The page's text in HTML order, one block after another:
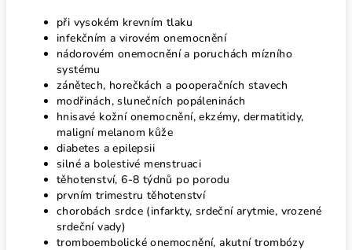
při vysokém krevním tlaku
infekčním a virovém onemocnění
nádorovém onemocnění a poruchách mízního
systému
zánětech, horečkách a pooperačních stavech
modřinách, slunečních popáleninách
hnisavé kožní onemocnění, ekzémy, dermatitidy,
maligní melanom kůže
diabetes a epilepsii
silné a bolestivé menstruaci
těhotenství, 6-8 týdnů po porodu
prvním trimestru těhotenství
chorobách srdce (infarkty, srdeční arytmie, vrozené
srdeční vady)
tromboembolické onemocnění, akutní trombózy